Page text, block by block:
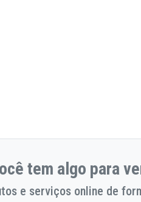
tem algo para
e serviços online de